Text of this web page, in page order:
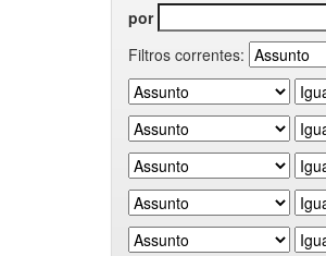
por
Filtros correntes: